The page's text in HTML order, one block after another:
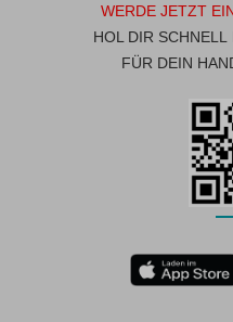
WERDE JETZT
HOL DIR SCHNELL
FÜR DEIN